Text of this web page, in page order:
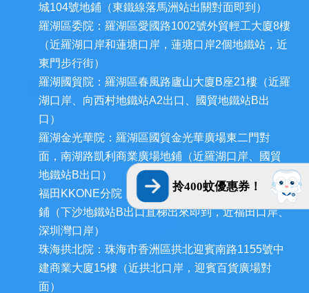
拎400蚊優惠券！
城104號地鋪（東鐵線落馬洲站出關對面即到）
羅湖區委院：羅湖區愛國路1002號外貿輕工大廈8樓
（近羅湖口岸和蓮塘口岸，蓮塘口岸2個地鐵站，近
東門步行街）
羅湖國貿院：羅湖區春風路廬山大廈B座21樓（近羅
湖口岸、向西村地鐵站A2出口、國貿地鐵站B出
口）
羅湖金光華院：羅湖區國貿金光華廣場東二門對
面，南湖路凱利商業廣場地鋪（近羅湖口岸、國貿
地鐵站B出口）
福田KKONE分院：福田區下沙花好園106-107號地
鋪（下沙地鐵站B出口直梯出來即到，近福田口岸、
深圳灣口岸）
珠海拱北院：珠海市香洲區拱北迎賓南路1155號中
建商業大廈15樓（近拱北口岸，迎賓百貨廣場對
面）